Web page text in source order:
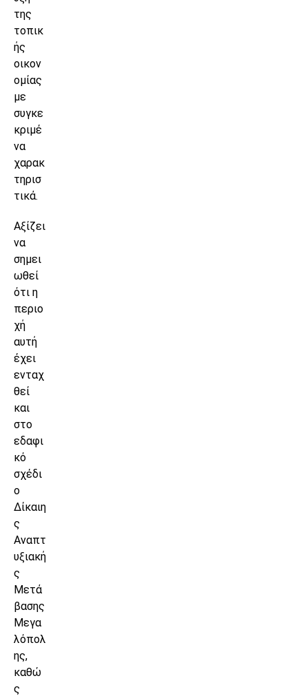
της
τοπικ
ής
οικον
ομίας
με
συγκε
κριμέ
να
χαρακ
τηρισ
τικά.
Αξίζει
να
σημει
ωθεί
ότι η
περιο
χή
αυτή
έχει
ενταχ
θεί
και
στο
εδαφι
κό
σχέδι
ο
Δίκαιη
ς
Αναπτ
υξιακή
ς
Μετά
βασης
Μεγα
λόπολ
ης,
καθώ
ς